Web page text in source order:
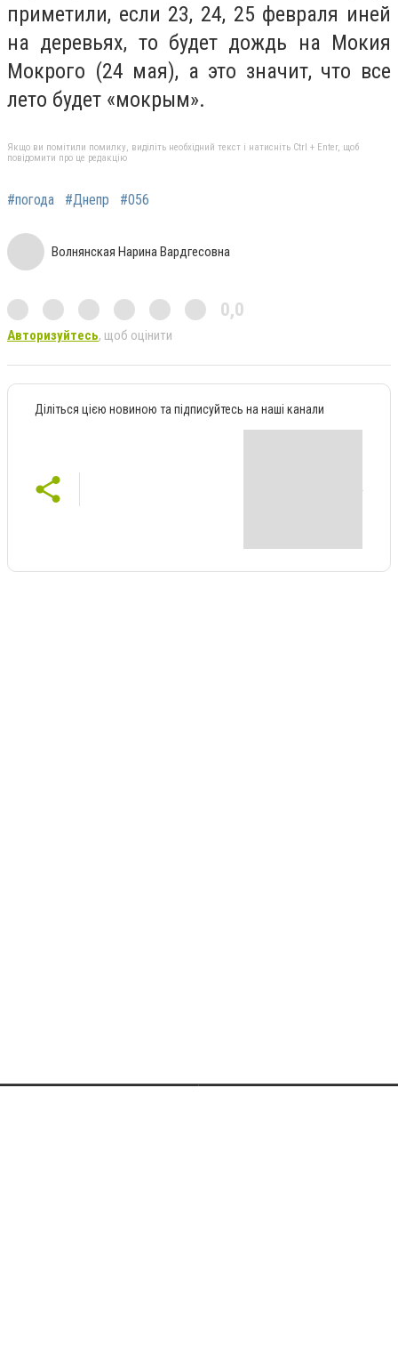
приметили, если 23, 24, 25 февраля иней
на деревьях, то будет дождь на Мокия
Мокрого (24 мая), а это значит, что все
лето будет «мокрым».
Якщо ви помітили помилку, виділіть необхідний текст і натисніть Ctrl + Enter, щоб
повідомити про це редакцію
#погода #Днепр #056
Волнянская Нарина Вардгесовна
0,0
Авторизуйтесь, щоб оцінити
Діліться цією новиною та підписуйтесь на наші канали